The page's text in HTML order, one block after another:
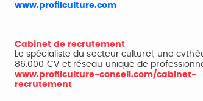
www.profilculture.com
Cabinet de recrutement
Le spécialiste du secteur culturel, une
86.000 CV et réseau unique de
www.profilculture-conseil.com/cabinet-
recrutement